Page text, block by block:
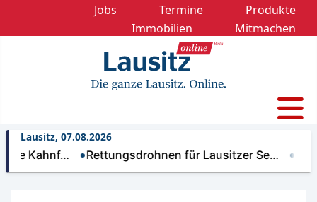
Jobs Termine
Produkte
Immobilien
Mitmachen
Lausitz, 07.08.2026
Rettungsdrohnen für Lausitzer Se…